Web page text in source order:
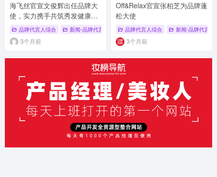
海飞丝官宣文俊辉出任品牌大
使，实力携手共筑秀发健康防
线 品牌代言人综合 新闻-品牌代言人
3个月前
Off&Relax官宣张柏芝为品牌蓬
松大使
品牌代言人综合 新闻-品牌代言人
3个月前